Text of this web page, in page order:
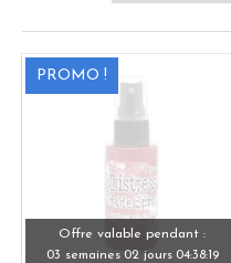
PROMO !
Offre valable pendant :
03 semaines 02 jours 04:38:19